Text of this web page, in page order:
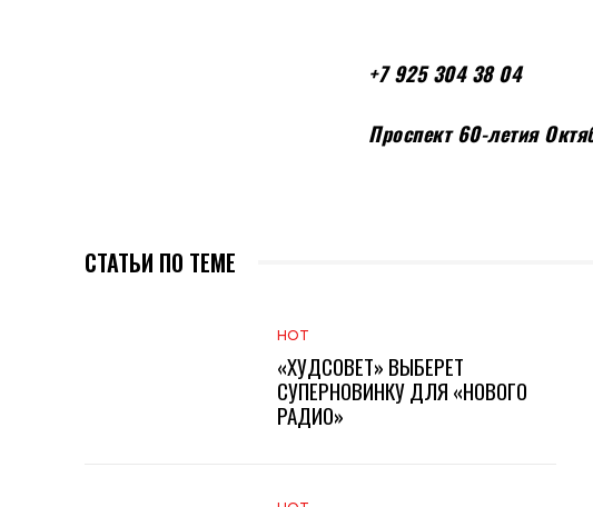
+7 925 304 38 04
Проспект 60-летия
СТАТЬИ ПО ТЕМЕ
HOT
«ХУДСОВЕТ» ВЫБЕРЕТ
СУПЕРНОВИНКУ ДЛЯ «НОВОГО
РАДИО»